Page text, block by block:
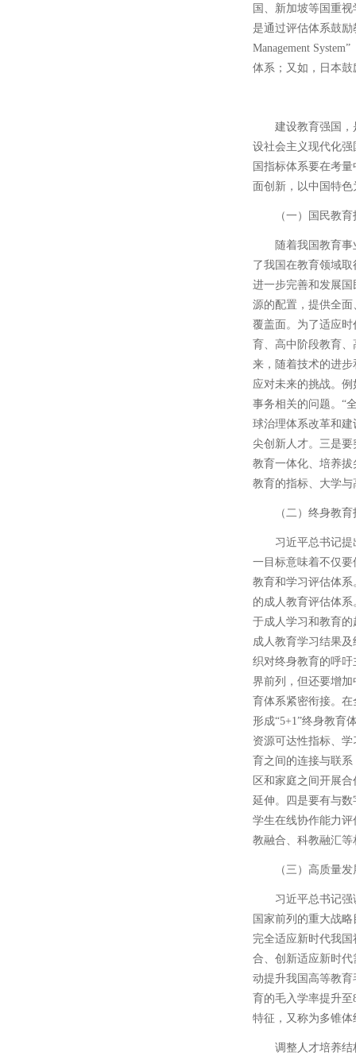
国、新加坡等国重
是通过评估体系鼓励
Management
体系；又如，日本
建设教育强国
设社会主义现代化
国指标体系要在考
面创新，以中国特
（一）国民教
随着我国教育
了我国在教育领域
进一步完善和发展
源的配置，提供全
覆盖面。为了适应
育、高中阶段教育
来，随着技术的进
应对未来的挑战。
事务相关的问题。“
球治理体系改革和
尖创新人才。三是
教育一体化、培养
教育的指标、大学
（二）终身教
习近平总书记
一目标意味着不仅
教育和学习评估体
的成人教育评估体
于成人学习和教育
成人教育学习结果
织对终身教育的呼
界前列，但还要增
育体系紧密衔接。
形成“5+1”终身教育
资源可达性指标、
育之间的连接与联
区和家庭之间开展
延伸。四是要有与
学生在线协作能力
教融合、科教融汇等
（三）高质量
习近平总书记
国家前列的重大战
完全适应新时代我
合、创新适应新时
动提升我国高等教
育的毛入学率提升
特征，又称为多锥
调整人才培养